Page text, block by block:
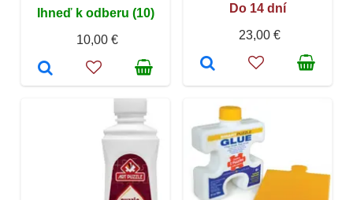
Ihneď k odberu (10)
10,00 €
Do 14 dní
23,00 €